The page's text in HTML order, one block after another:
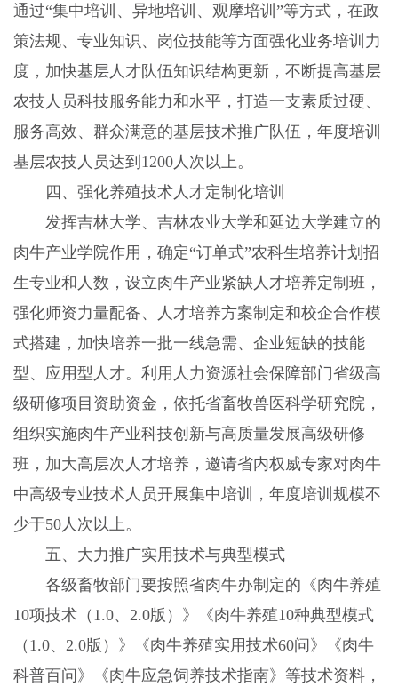
通过“集中培训、异地培训、观摩培训”等方式，在政
策法规、专业知识、岗位技能等方面强化业务培训力
度，加快基层人才队伍知识结构更新，不断提高基层
农技人员科技服务能力和水平，打造一支素质过硬、
服务高效、群众满意的基层技术推广队伍，年度培训
基层农技人员达到 1200 人次以上。
四、强化养殖技术人才定制化培训
发挥吉林大学、吉林农业大学和延边大学建立的
肉牛产业学院作用，确定“订单式”农科生培养计划招
生专业和人数，设立肉牛产业紧缺人才培养定制班，
强化师资力量配备、人才培养方案制定和校企合作模
式搭建，加快培养一批一线急需、企业短缺的技能
型、应用型人才。利用人力资源社会保障部门省级高
级研修项目资助资金，依托省畜牧兽医科学研究院，
组织实施肉牛产业科技创新与高质量发展高级研修
班，加大高层次人才培养，邀请省内权威专家对肉牛
中高级专业技术人员开展集中培训，年度培训规模不
少于50 人次以上。
五、大力推广实用技术与典型模式
各级畜牧部门要按照省肉牛办制定的《肉牛养殖
10项技术（ 1.0、 2.0版）》《肉牛养殖10种典型模式
（ 1.0、 2.0版）》《肉牛养殖实用技术60问》《肉牛
科普百问》《肉牛应急饲养技术指南》等技术资料，